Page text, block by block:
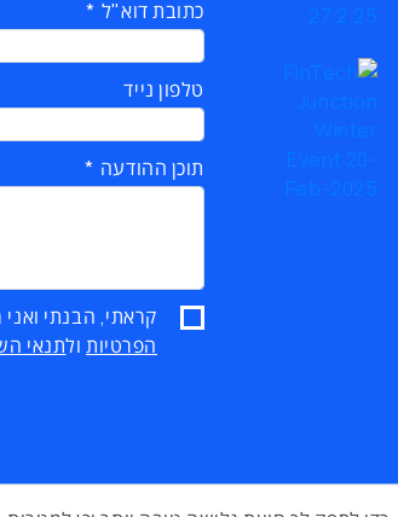
כתובת דוא"ל
טלפון נייד
תוכן ההודעה
קראתי, הבנתי
הפרטיותולתנאי